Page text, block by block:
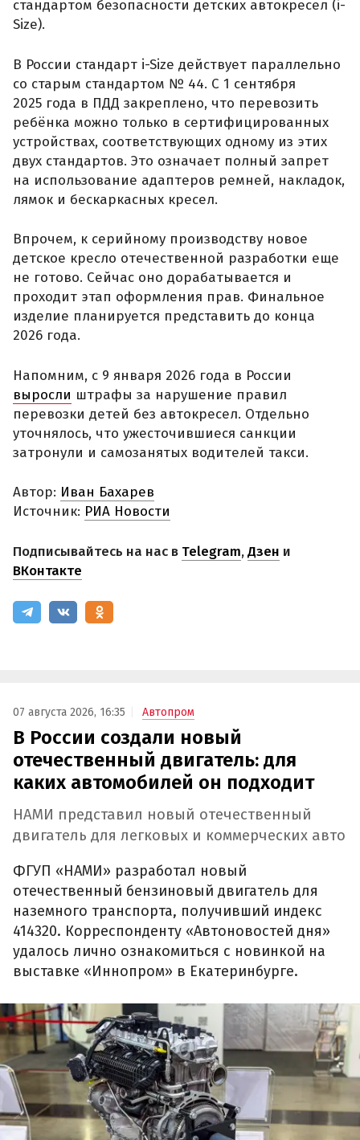
стандартом безопасности детских автокресел (i-
Size).
В России стандарт i-Size действует параллельно
со старым стандартом № 44. С 1 сентября
2025 года в ПДД закреплено, что перевозить
ребёнка можно только в сертифицированных
устройствах, соответствующих одному из этих
двух стандартов. Это означает полный запрет
на использование адаптеров ремней, накладок,
лямок и бескаркасных кресел.
Впрочем, к серийному производству новое
детское кресло отечественной разработки еще
не готово. Сейчас оно дорабатывается и
проходит этап оформления прав. Финальное
изделие планируется представить до конца
2026 года.
Напомним, с 9 января 2026 года в России
выросли штрафы за нарушение правил
перевозки детей без автокресел. Отдельно
уточнялось, что ужесточившиеся санкции
затронули и самозанятых водителей такси.
Автор: Иван Бахарев
Источник: РИА Новости
Подписывайтесь на нас в Telegram,Дзен и
ВКонтакте
07 августа 2026, 16:35 Автопром
В России создали новый
отечественный двигатель: для
каких автомобилей он подходит
НАМИ представил новый отечественный
двигатель для легковых и коммерческих авто
ФГУП «НАМИ» разработал новый
отечественный бензиновый двигатель для
наземного транспорта, получивший индекс
414320. Корреспонденту «Автоновостей дня»
удалось лично ознакомиться с новинкой на
выставке «Иннопром» в Екатеринбурге.